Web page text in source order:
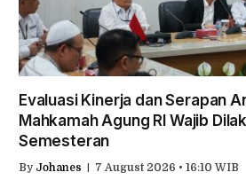
Evaluasi Kinerja dan Serapan
Mahkamah Agung RI Wajib
Semesteran
By Johanes 7 August 2026 • 16:10 WIB